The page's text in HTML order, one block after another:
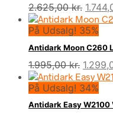
2.625,00kr. Den
pris
var:
På Udsalg! 35%
Antidark Moon C260
1.995,00kr. Den
pris
var:
På Udsalg! 34%
Antidark Easy